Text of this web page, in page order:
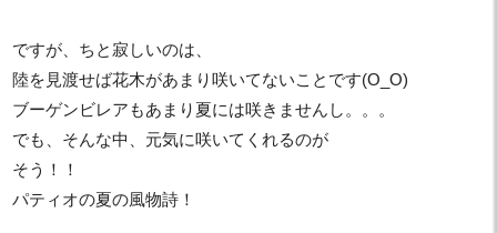
ですが、ちと寂しいのは、
陸を見渡せば花木があまり咲いてないことです(O_O)
ブーゲンビレアもあまり夏には咲きませんし。。。
でも、そんな中、元気に咲いてくれるのが
そう！！
パティオの夏の風物詩！